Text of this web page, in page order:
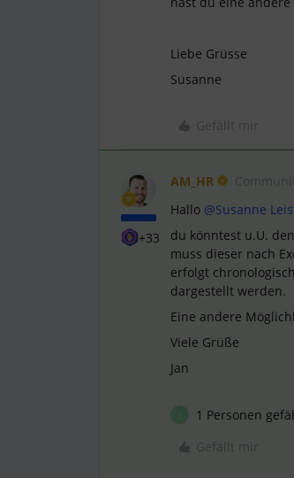
Liebe Grüsse
Susanne
Gefällt mir
+33
AM_HR
Hallo @Susanne
du könntest u.U.
muss dieser nach
erfolgt
dargestellt werden.
Eine andere
Viele Grüße
Jan
1 Personen